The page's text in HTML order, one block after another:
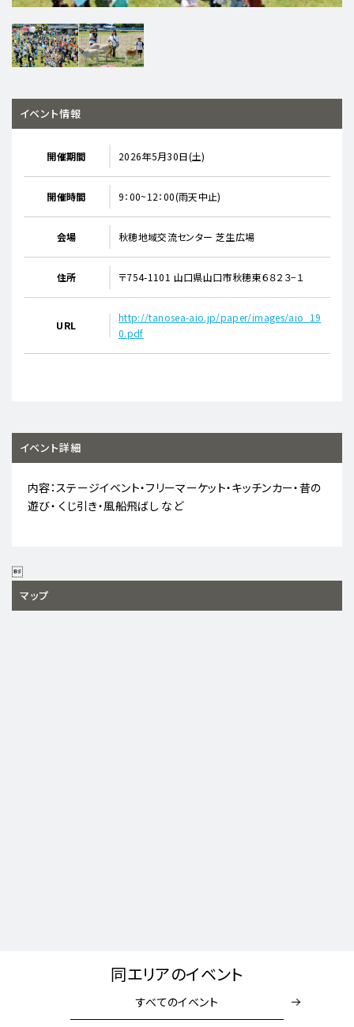
イベント情報
開催期間 2026年5月30日(土)
開催時間 9：00~12：00(雨天中止)
会場 秋穂地域交流センター 芝生広場
住所 〒754-1101 山口県山口市秋穂東６８２３−１
URL
http://tanosea-aio.jp/paper/images/aio_19
0.pdf
イベント詳細
内容：ステージイベント・フリーマーケット・キッチンカー・昔の
遊び・ くじ引き・風船飛ばし など

マップ
同エリアのイベント
すべてのイベント